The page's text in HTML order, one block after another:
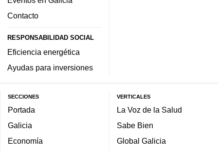
Contacto
RESPONSABILIDAD SOCIAL
Eficiencia energética
Ayudas para inversiones
SECCIONES
Portada
Galicia
Economía
VERTICALES
La Voz de la Salud
Sabe Bien
Global Galicia